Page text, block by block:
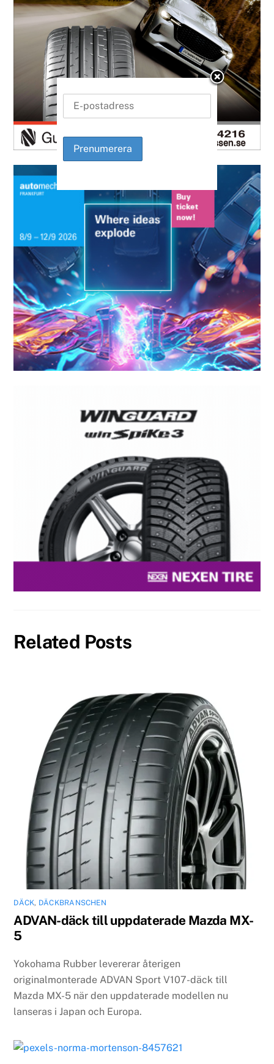
Related Posts
DÄCK, DÄCKBRANSCHEN
ADVAN-däck till uppdaterade Mazda MX-
5
Yokohama Rubber levererar återigen
originalmonterade ADVAN Sport V107-däck till
Mazda MX-5 när den uppdaterade modellen nu
lanseras i Japan och Europa.